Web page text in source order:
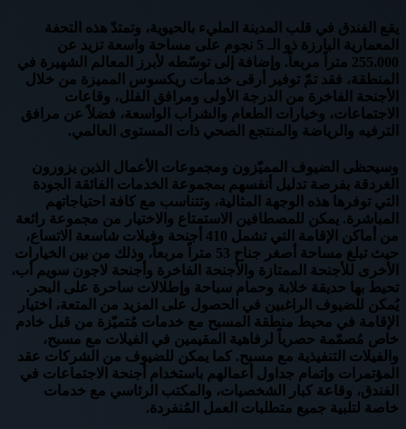
يقع الفندق في قلب المدينة المليء بالحيوية، وتمتدّ هذه التحفة
المعمارية البارزة ذو الـ 5 نجوم على مساحة واسعة تزيد عن
255.000 متراً مربعاً. وإضافة إلى توسّطه لأبرز المعالم الشهيرة في
المنطقة، فقد تمّ توفير أرقى خدمات ريكسوس المميزة من خلال
الأجنحة الفاخرة من الدرجة الأولى ومرافق الفلل، وقاعات
الاجتماعات، وخيارات الطعام والشراب الواسعة، فضلاً عن مرافق
الترفيه والرياضة والمنتجع الصحي ذات المستوى العالمي.
وسيحظى الضيوف المميّزون ومجموعات الأعمال الذين يزورون
الغردقة بفرصة تدليل أنفسهم بمجموعة الخدمات الفائقة الجودة
التي توفرها هذه الوجهة المثالية، وتتناسب مع كافة احتياجاتهم
المباشرة. يمكن للمصطافين الاستمتاع والاختيار من مجموعة رائعة
من أماكن الإقامة التي تشمل 410 أجنحة وفيلات شاسعة الاتساع،
حيث تبلغ مساحة أصغر جناح 53 متراً مربعاً، وذلك من بين الخيارات
الأخرى للأجنحة الممتازة والأجنحة الفاخرة وأجنحة لاجون سويم أب،
تحيط بها حديقة خلابة وحمام سباحة وإطلالات ساحرة على البحر.
يُمكن للضيوف الراغبين في الحصول على المزيد من المتعة، اختيار
الإقامة في محيط منطقة المسبح مع خدمات مُتميّزة من قبل خادم
خاص مُصمّمة حصرياً لرفاهية المقيمين في الفيلات مع مسبح،
والفيلات التنفيذية مع مسبح. كما يمكن للضيوف من الشركات عقد
المؤتمرات وإتمام جداول أعمالهم باستخدام أجنحة الاجتماعات في
الفندق، وقاعة كبار الشخصيات، والمكتب الرئاسي مع خدمات
خاصة لتلبية جميع متطلبات العمل المُنفردة.